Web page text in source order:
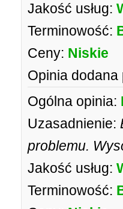
Jakość usług:
Terminowość:
Ceny: Niskie
Opinia dodana
Ogólna opinia:
Uzasadnienie:
problemu.
Jakość usług:
Terminowość: